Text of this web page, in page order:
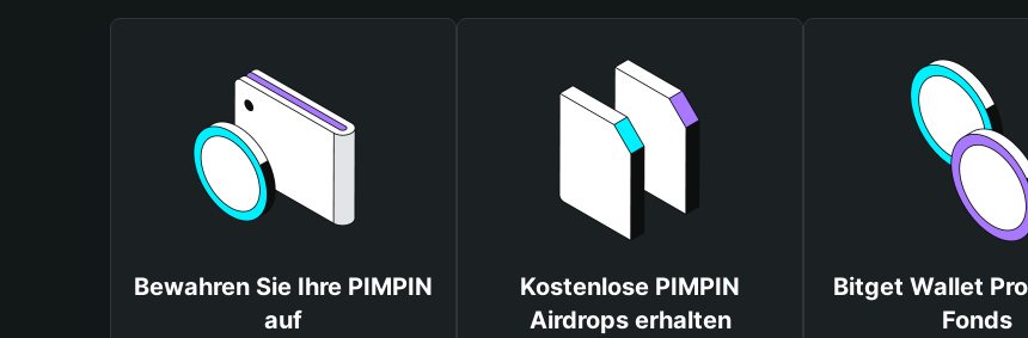
Bewahren Sie Ihre PIMPIN
auf
Kostenlose PIMPIN
Airdrops erhalten
Bitget Wallet
Fonds